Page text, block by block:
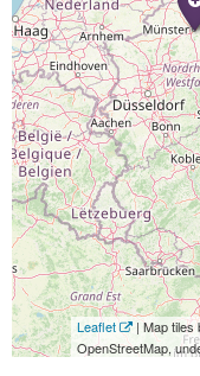
Leaflet
| Map tiles
OpenStreetMap,